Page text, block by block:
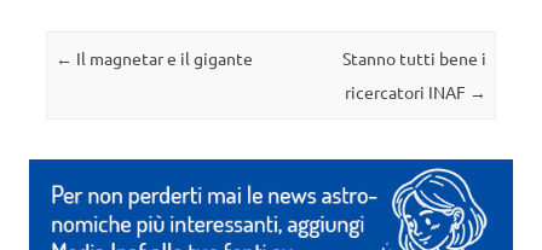
Navigazione articolo
← Il magnetar e il gigante
Stanno tutti bene i
ricercatori INAF →